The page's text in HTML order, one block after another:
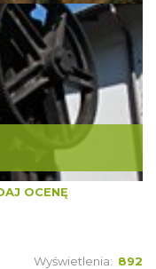
OCENĘ
Wyświetlenia: 892